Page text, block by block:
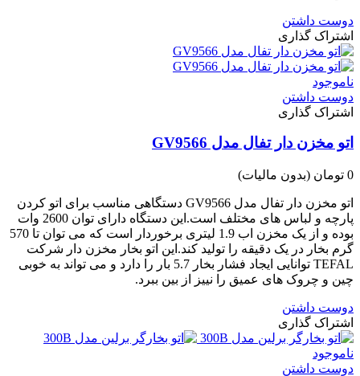
دوست داشتن
اشتراک گذاری
ناموجود
دوست داشتن
اشتراک گذاری
اتو مخزن دار تفال مدل GV9566
0 تومان (بدون مالیات)
اتو مخزن دار تفال مدل GV9566 دستگاهی مناسب برای اتو کردن
پارچه و لباس های مختلف است.این دستگاه دارای توان 2600 وات
بوده و از یک مخزن اب 1.9 لیتری برخوردار است که می توان تا 570
گرم بخار در یک دقیقه را تولید کند.این اتو بخار مخزن دار شرکت
TEFAL توانایی ایجاد فشار بخار 5.7 بار را دارد و می تواند به خوبی
چین و چروک های عمیق را نییز از بین ببرد.
دوست داشتن
اشتراک گذاری
ناموجود
دوست داشتن